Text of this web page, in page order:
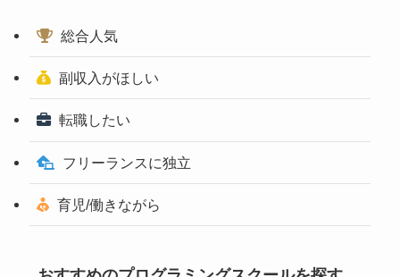
総合人気
副収入がほしい
転職したい
フリーランスに独立
育児/働きながら